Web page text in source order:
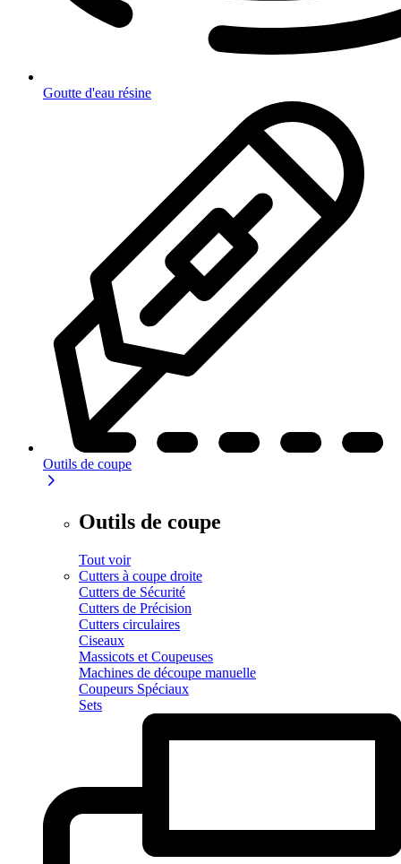
Goutte d'eau résine
Outils de coupe
Outils de coupe
Tout voir
Cutters à coupe droite
Cutters de Sécurité
Cutters de Précision
Cutters circulaires
Ciseaux
Massicots et Coupeuses
Machines de découpe manuelle
Coupeurs Spéciaux
Sets